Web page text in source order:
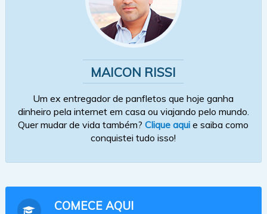
MAICON RISSI
Um ex entregador de panfletos que hoje ganha
dinheiro pela internet em casa ou viajando pelo mundo.
Quer mudar de vida também?Clique aqui e saiba como
conquistei tudo isso!
COMECE AQUI